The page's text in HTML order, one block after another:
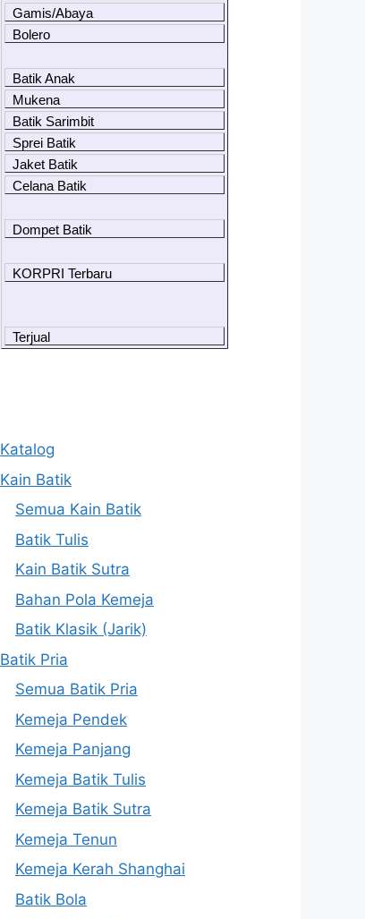
Gamis/Abaya
Bolero
Batik Anak
Mukena
Batik Sarimbit
Sprei Batik
Jaket Batik
Celana Batik
Dompet Batik
KORPRI Terbaru
Terjual
Katalog
Kain Batik
Semua Kain Batik
Batik Tulis
Kain Batik Sutra
Bahan Pola Kemeja
Batik Klasik (Jarik)
Batik Pria
Semua Batik Pria
Kemeja Pendek
Kemeja Panjang
Kemeja Batik Tulis
Kemeja Batik Sutra
Kemeja Tenun
Kemeja Kerah Shanghai
Batik Bola